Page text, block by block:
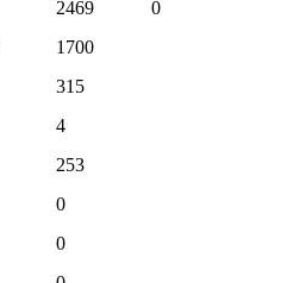
2469 0
1700
315
4
253
0
0